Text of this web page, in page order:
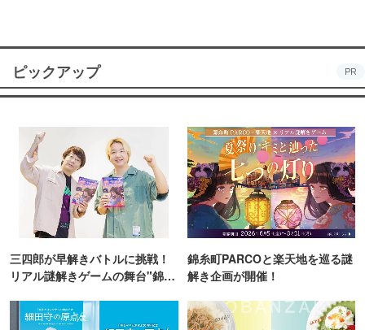
ピックアップ PR
三四郎が早解きバトルに挑戦！
リアル謎解きゲームの舞台"錦糸
錦糸町PARCOと楽天地を巡る謎
解き企画が開催！